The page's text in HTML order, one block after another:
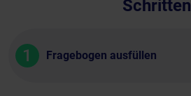
Schritten
1 Fragebogen ausfüllen